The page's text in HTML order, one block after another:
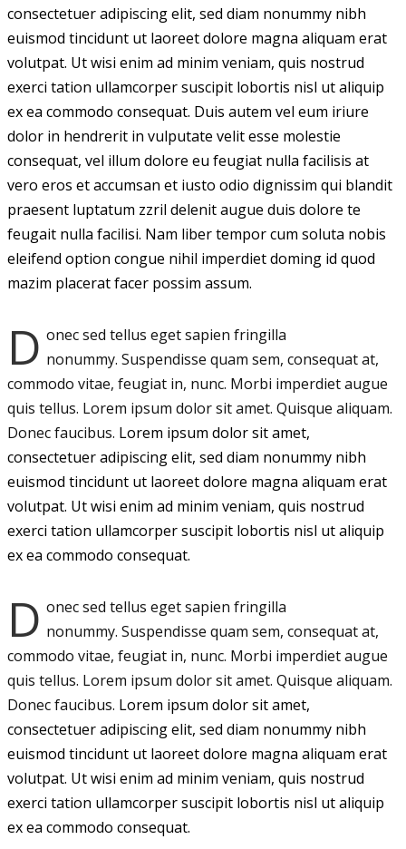
consectetuer adipiscing elit, sed diam nonummy nibh
euismod tincidunt ut laoreet dolore magna aliquam erat
volutpat. Ut wisi enim ad minim veniam, quis nostrud
exerci tation ullamcorper suscipit lobortis nisl ut aliquip
ex ea commodo consequat. Duis autem vel eum iriure
dolor in hendrerit in vulputate velit esse molestie
consequat, vel illum dolore eu feugiat nulla facilisis at
vero eros et accumsan et iusto odio dignissim qui blandit
praesent luptatum zzril delenit augue duis dolore te
feugait nulla facilisi. Nam liber tempor cum soluta nobis
eleifend option congue nihil imperdiet doming id quod
mazim placerat facer possim assum.
D onec sed tellus eget sapien fringilla
nonummy. Suspendisse quam sem, consequat at,
commodo vitae, feugiat in, nunc. Morbi imperdiet augue
quis tellus. Lorem ipsum dolor sit amet. Quisque aliquam.
Donec faucibus. Lorem ipsum dolor sit amet,
consectetuer adipiscing elit, sed diam nonummy nibh
euismod tincidunt ut laoreet dolore magna aliquam erat
volutpat. Ut wisi enim ad minim veniam, quis nostrud
exerci tation ullamcorper suscipit lobortis nisl ut aliquip
ex ea commodo consequat.
D onec sed tellus eget sapien fringilla
nonummy. Suspendisse quam sem, consequat at,
commodo vitae, feugiat in, nunc. Morbi imperdiet augue
quis tellus. Lorem ipsum dolor sit amet. Quisque aliquam.
Donec faucibus. Lorem ipsum dolor sit amet,
consectetuer adipiscing elit, sed diam nonummy nibh
euismod tincidunt ut laoreet dolore magna aliquam erat
volutpat. Ut wisi enim ad minim veniam, quis nostrud
exerci tation ullamcorper suscipit lobortis nisl ut aliquip
ex ea commodo consequat.